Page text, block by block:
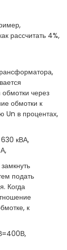
рассчитать 4%,
через
обмотки к
Un в процентах,
кВА,
подать
Когда
к